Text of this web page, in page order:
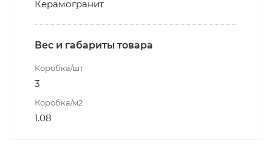
Керамогранит
Вес и габариты товара
Коробка/шт
3
Коробка/м2
1.08